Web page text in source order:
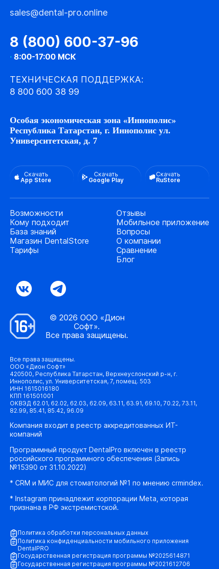
sales@dental-pro.online
8 (800) 600-37-96
· 8:00-17:00 МСК
ТЕХНИЧЕСКАЯ ПОДДЕРЖКА:
8 800 600 38 99
Особая экономическая зона «Иннополис»
Республика Татарстан, г. Иннополис ул.
Университетская, д. 7
Скачать
App Store
Скачать
Google Play
Скачать
RuStore
Возможности
Кому подходит
База знаний
Магазин DentalStore
Тарифы
Отзывы
Мобильное приложение
Вопросы
О компании
Сравнение
Блог
© 2026 ООО «Дион
Софт».
Все права защищены.
Все права защищены.
ООО «Дион Софт»
420500, Республика Татарстан, Верхнеуслонский р-н, г.
Иннополис, ул. Университетская, 7, помещ. 503
ИНН 1615016180
КПП 161501001
ОКВЭД 62.01, 62.02, 62.03, 62.09, 63.11, 63.91, 69.10, 70.22, 73.11,
82.99, 85.41, 85.42, 96.09
Компания входит в реестр аккредитованных ИТ-
компаний
Программный продукт DentalPro включен в реестр
российского программного обеспечения (Запись
№15390 от 31.10.2022)
* CRM и МИС для стоматологий №1 по мнению crmindex.
* Instagram принадлежит корпорации Meta, которая
признана в РФ экстремистской.
Политика обработки персональных данных
Политика конфиденциальности мобильного приложения
DentalPRO
Государственная регистрация программы №2025614871
Государственная регистрация программы №2021612706